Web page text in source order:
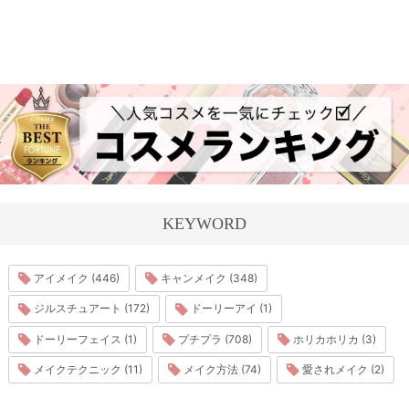
KEYWORD
アイメイク (446) キャンメイク (348)
ジルスチュアート (172) ドーリーアイ (1)
ドーリーフェイス (1) プチプラ (708) ホリカホリカ (3)
メイクテクニック (11) メイク方法 (74) 愛されメイク (2)